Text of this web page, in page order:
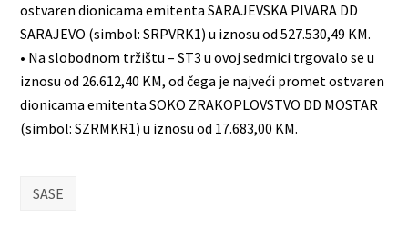
ostvaren dionicama emitenta SARAJEVSKA PIVARA DD
SARAJEVO (simbol: SRPVRK1) u iznosu od 527.530,49 KM.
• Na slobodnom tržištu – ST3 u ovoj sedmici trgovalo se u
iznosu od 26.612,40 KM, od čega je najveći promet ostvaren
dionicama emitenta SOKO ZRAKOPLOVSTVO DD MOSTAR
(simbol: SZRMKR1) u iznosu od 17.683,00 KM.
SASE